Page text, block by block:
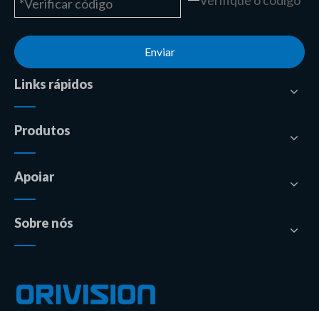
Enviar
Links rápidos
Produtos
Apoiar
Sobre nós